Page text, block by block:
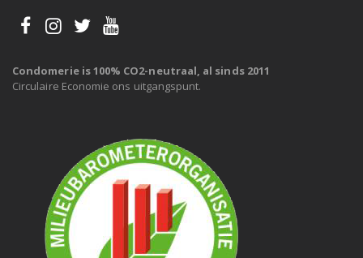
Condomerie is 100% CO2-neutraal, al sinds 2011
Circulaire Economie ons uitgangspunt.